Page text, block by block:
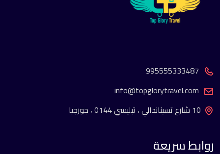
995555333487
info@topglorytravel.com
10 شارع تسيناندالي ، تبليسي 0144 ، جورجيا
روابط سريعة